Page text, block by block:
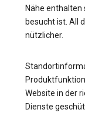
Nähe
besucht ist. All
nützlicher.
Website in der
Dienste